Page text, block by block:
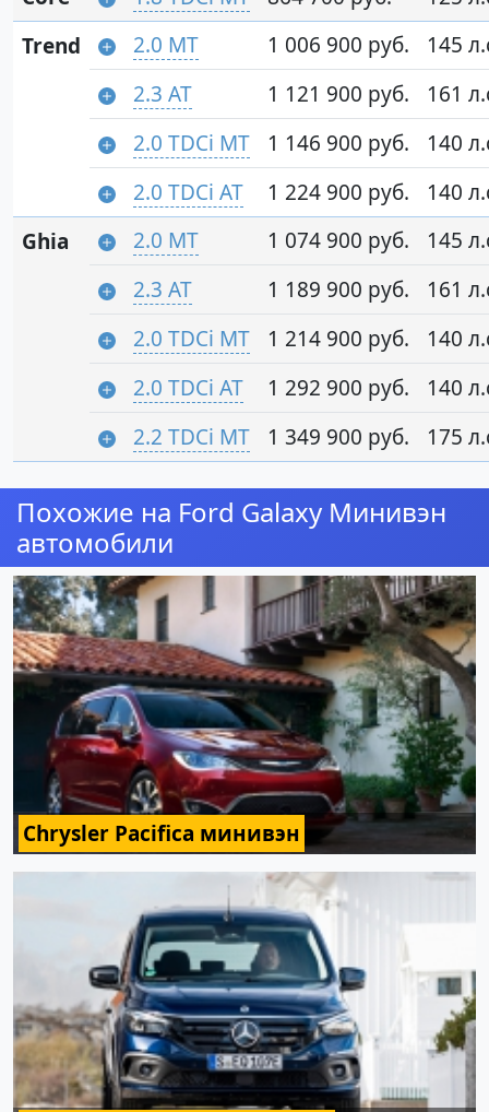
Trend
2.0 MT 1 006 900 руб.
145
2.3 AT
1 121 900 руб.
161
2.0 TDCi MT
1 146 900 руб.
140
2.0 TDCi AT
1 224 900 руб.
140
Ghia
2.0 MT 1 074 900 руб.
145
2.3 AT
1 189 900 руб.
161
2.0 TDCi MT
1 214 900 руб.
140
2.0 TDCi AT
1 292 900 руб.
140
2.2 TDCi MT
1 349 900 руб. 175
Похожие на Ford Galaxy Минивэн
автомобили
Chrysler Pacifica минивэн